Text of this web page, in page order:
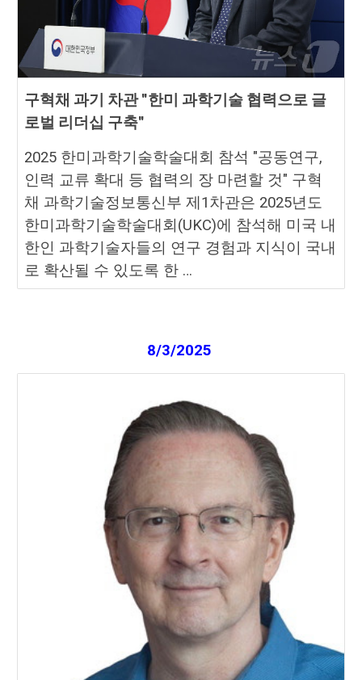
구혁채 과기 차관 "한미 과학기술 협력으로 글
로벌 리더십 구축"
2025 한미과학기술학술대회 참석 "공동연구,
인력 교류 확대 등 협력의 장 마련할 것" 구혁
채 과학기술정보통신부 제1차관은 2025년도
한미과학기술학술대회(UKC)에 참석해 미국 내
한인 과학기술자들의 연구 경험과 지식이 국내
로 확산될 수 있도록 한 …
8/3/2025